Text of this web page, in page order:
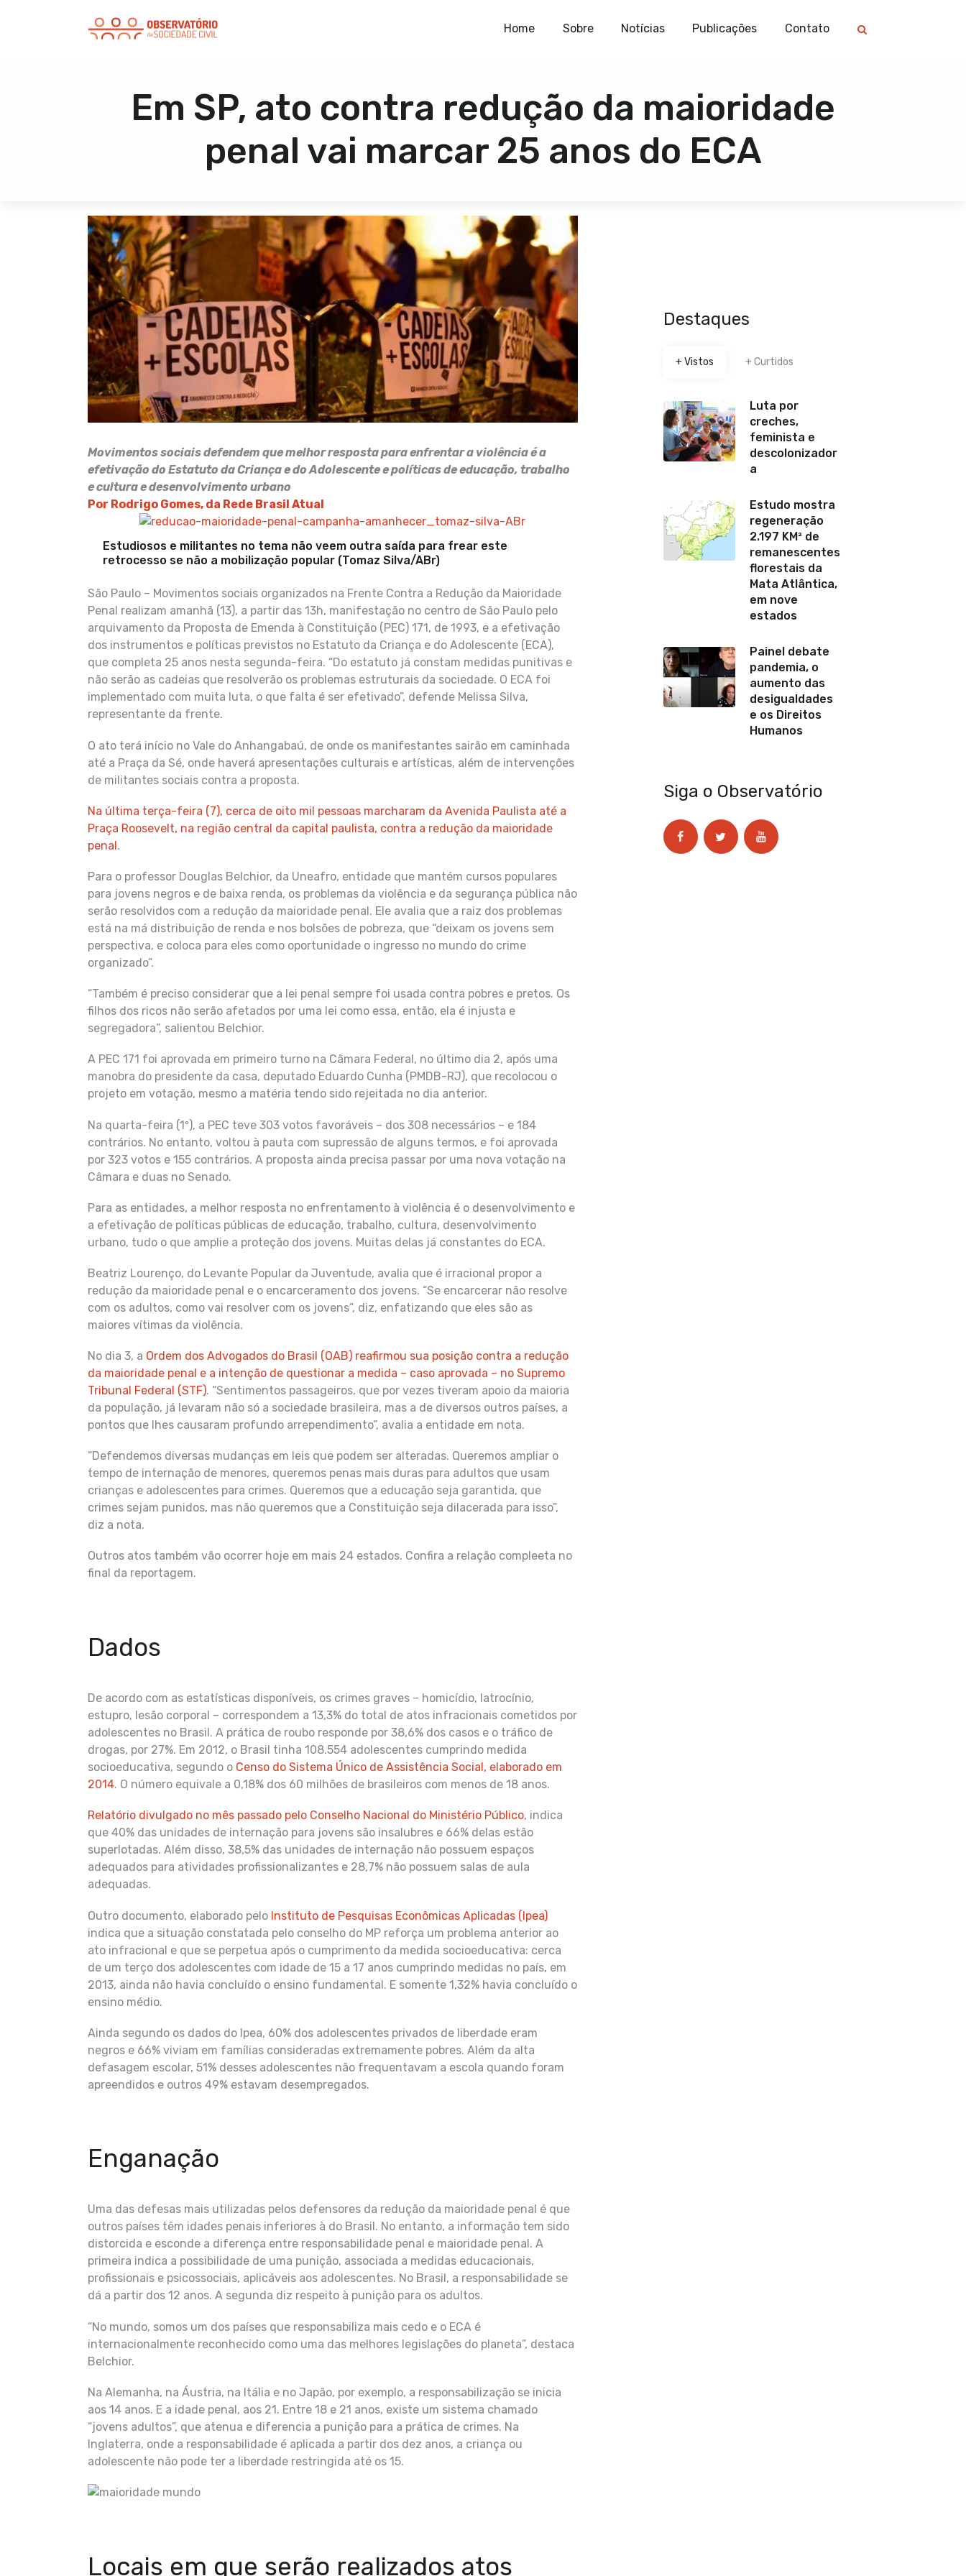
Home Sobre Notícias Publicações Contato
Em SP, ato contra redução da maioridade
penal vai marcar 25 anos do ECA
Notícias
Publicações
Movimentos sociais defendem que melhor resposta para enfrentar a violência é a
efetivação do Estatuto da Criança e do Adolescente e políticas de educação, trabalho
e cultura e desenvolvimento urbano
Por Rodrigo Gomes, da Rede Brasil Atual
Estudiosos e militantes no tema não veem outra saída para frear este
retrocesso se não a mobilização popular (Tomaz Silva/ABr)
São Paulo – Movimentos sociais organizados na Frente Contra a Redução da Maioridade
Penal realizam amanhã (13), a partir das 13h, manifestação no centro de São Paulo pelo
arquivamento da Proposta de Emenda à Constituição (PEC) 171, de 1993, e a efetivação
dos instrumentos e políticas previstos no Estatuto da Criança e do Adolescente (ECA),
que completa 25 anos nesta segunda-feira. “Do estatuto já constam medidas punitivas e
não serão as cadeias que resolverão os problemas estruturais da sociedade. O ECA foi
implementado com muita luta, o que falta é ser efetivado”, defende Melissa Silva,
representante da frente.
O ato terá início no Vale do Anhangabaú, de onde os manifestantes sairão em caminhada
até a Praça da Sé, onde haverá apresentações culturais e artísticas, além de intervenções
de militantes sociais contra a proposta.
Na última terça-feira (7), cerca de oito mil pessoas marcharam da Avenida Paulista até a
Praça Roosevelt, na região central da capital paulista, contra a redução da maioridade
penal.
Para o professor Douglas Belchior, da Uneafro, entidade que mantém cursos populares
para jovens negros e de baixa renda, os problemas da violência e da segurança pública não
serão resolvidos com a redução da maioridade penal. Ele avalia que a raiz dos problemas
está na má distribuição de renda e nos bolsões de pobreza, que “deixam os jovens sem
perspectiva, e coloca para eles como oportunidade o ingresso no mundo do crime
organizado”.
“Também é preciso considerar que a lei penal sempre foi usada contra pobres e pretos. Os
filhos dos ricos não serão afetados por uma lei como essa, então, ela é injusta e
segregadora”, salientou Belchior.
A PEC 171 foi aprovada em primeiro turno na Câmara Federal, no último dia 2, após uma
manobra do presidente da casa, deputado Eduardo Cunha (PMDB-RJ), que recolocou o
projeto em votação, mesmo a matéria tendo sido rejeitada no dia anterior.
Na quarta-feira (1º), a PEC teve 303 votos favoráveis – dos 308 necessários – e 184
contrários. No entanto, voltou à pauta com supressão de alguns termos, e foi aprovada
por 323 votos e 155 contrários. A proposta ainda precisa passar por uma nova votação na
Câmara e duas no Senado.
Para as entidades, a melhor resposta no enfrentamento à violência é o desenvolvimento e
a efetivação de políticas públicas de educação, trabalho, cultura, desenvolvimento
urbano, tudo o que amplie a proteção dos jovens. Muitas delas já constantes do ECA.
Beatriz Lourenço, do Levante Popular da Juventude, avalia que é irracional propor a
redução da maioridade penal e o encarceramento dos jovens. “Se encarcerar não resolve
com os adultos, como vai resolver com os jovens”, diz, enfatizando que eles são as
maiores vítimas da violência.
No dia 3, a Ordem dos Advogados do Brasil (OAB) reafirmou sua posição contra a redução
da maioridade penal e a intenção de questionar a medida – caso aprovada – no Supremo
Tribunal Federal (STF). “Sentimentos passageiros, que por vezes tiveram apoio da maioria
da população, já levaram não só a sociedade brasileira, mas a de diversos outros países, a
pontos que lhes causaram profundo arrependimento”, avalia a entidade em nota.
“Defendemos diversas mudanças em leis que podem ser alteradas. Queremos ampliar o
tempo de internação de menores, queremos penas mais duras para adultos que usam
crianças e adolescentes para crimes. Queremos que a educação seja garantida, que
crimes sejam punidos, mas não queremos que a Constituição seja dilacerada para isso”,
diz a nota.
Outros atos também vão ocorrer hoje em mais 24 estados. Confira a relação compleeta no
final da reportagem.
Dados
De acordo com as estatísticas disponíveis, os crimes graves – homicídio, latrocínio,
estupro, lesão corporal – correspondem a 13,3% do total de atos infracionais cometidos por
adolescentes no Brasil. A prática de roubo responde por 38,6% dos casos e o tráfico de
drogas, por 27%. Em 2012, o Brasil tinha 108.554 adolescentes cumprindo medida
socioeducativa, segundo o Censo do Sistema Único de Assistência Social, elaborado em
2014. O número equivale a 0,18% dos 60 milhões de brasileiros com menos de 18 anos.
Relatório divulgado no mês passado pelo Conselho Nacional do Ministério Público, indica
que 40% das unidades de internação para jovens são insalubres e 66% delas estão
superlotadas. Além disso, 38,5% das unidades de internação não possuem espaços
adequados para atividades profissionalizantes e 28,7% não possuem salas de aula
adequadas.
Outro documento, elaborado pelo Instituto de Pesquisas Econômicas Aplicadas (Ipea)
indica que a situação constatada pelo conselho do MP reforça um problema anterior ao
ato infracional e que se perpetua após o cumprimento da medida socioeducativa: cerca
de um terço dos adolescentes com idade de 15 a 17 anos cumprindo medidas no país, em
2013, ainda não havia concluído o ensino fundamental. E somente 1,32% havia concluído o
ensino médio.
Ainda segundo os dados do Ipea, 60% dos adolescentes privados de liberdade eram
negros e 66% viviam em famílias consideradas extremamente pobres. Além da alta
defasagem escolar, 51% desses adolescentes não frequentavam a escola quando foram
apreendidos e outros 49% estavam desempregados.
Enganação
Uma das defesas mais utilizadas pelos defensores da redução da maioridade penal é que
outros países têm idades penais inferiores à do Brasil. No entanto, a informação tem sido
distorcida e esconde a diferença entre responsabilidade penal e maioridade penal. A
primeira indica a possibilidade de uma punição, associada a medidas educacionais,
profissionais e psicossociais, aplicáveis aos adolescentes. No Brasil, a responsabilidade se
dá a partir dos 12 anos. A segunda diz respeito à punição para os adultos.
“No mundo, somos um dos países que responsabiliza mais cedo e o ECA é
internacionalmente reconhecido como uma das melhores legislações do planeta”, destaca
Belchior.
Na Alemanha, na Áustria, na Itália e no Japão, por exemplo, a responsabilização se inicia
aos 14 anos. E a idade penal, aos 21. Entre 18 e 21 anos, existe um sistema chamado
“jovens adultos”, que atenua e diferencia a punição para a prática de crimes. Na
Inglaterra, onde a responsabilidade é aplicada a partir dos dez anos, a criança ou
adolescente não pode ter a liberdade restringida até os 15.
Locais em que serão realizados atos
Destaques
+ Vistos + Curtidos
Luta por
creches,
feminista e
descolonizador
a
Estudo mostra
regeneração
2.197 KM² de
remanescentes
florestais da
Mata Atlântica,
em nove
estados
Painel debate
pandemia, o
aumento das
desigualdades
e os Direitos
Humanos
Siga o Observatório